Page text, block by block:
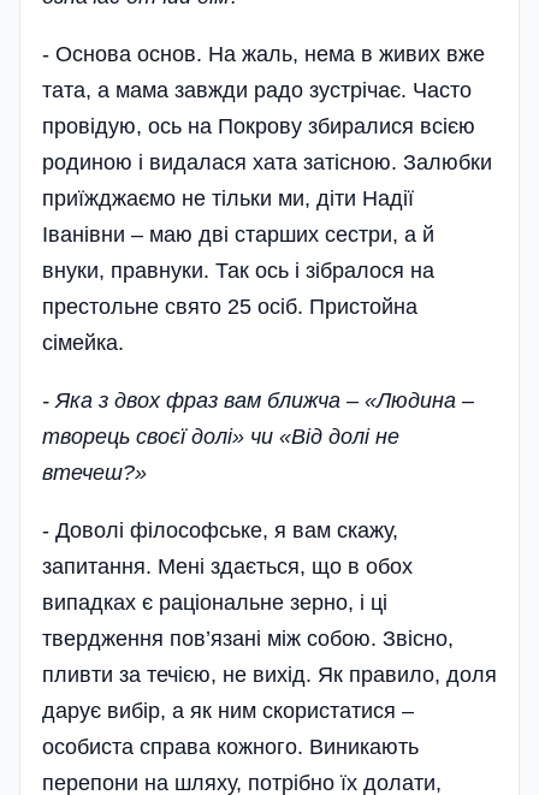
- Основа основ. На жаль, нема в живих вже
тата, а мама завжди радо зустрічає. Часто
провідую, ось на Покрову збиралися всією
родиною і видалася хата затісною. Залюбки
приїжджаємо не тільки ми, діти Надії
Іванівни – маю дві старших сестри, а й
внуки, правнуки. Так ось і зібралося на
престольне свято 25 осіб. Пристойна
сімейка.
- Яка з двох фраз вам ближча – «Людина –
творець своєї долі» чи «Від долі не
втечеш?»
- Доволі філософське, я вам скажу,
запитання. Мені здається, що в обох
випадках є раціональне зерно, і ці
твердження пов’язані між собою. Звісно,
пливти за течією, не вихід. Як правило, доля
дарує вибір, а як ним скористатися –
особиста справа кожного. Виникають
перепони на шляху, потрібно їх долати,